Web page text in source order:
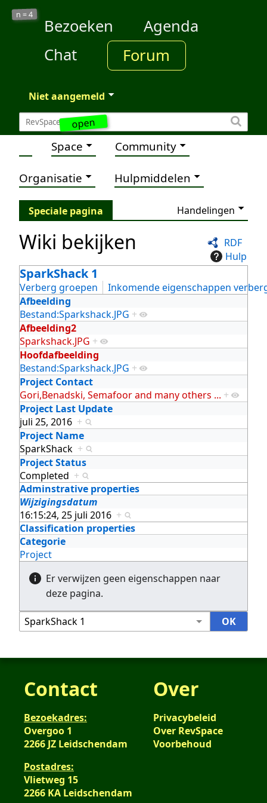
open
n =4
Bezoeken
Agenda
Chat
Forum
Niet aangemeld
Space Community
Organisatie Hulpmiddelen
Speciale pagina Handelingen
RDF
Hulp
Wiki bekijken
SparkShack 1
Verberg groepen
Inkomende eigenschappen
Afbeelding
Bestand:Sparkshack.JPG +
Afbeelding2
Sparkshack.JPG +
Hoofdafbeelding
Bestand:Sparkshack.JPG +
Project Contact
Gori,Benadski, Semafoor and many others ... +
Project Last Update
juli 25, 2016 +
Project Name
SparkShack +
Project Status
Completed +
Adminstrative properties
Wijzigingsdatum
16:15:24, 25 juli 2016 +
Classification properties
Categorie
Project
Er verwijzen geen eigenschappen naar
deze pagina.
Contact
Bezoekadres:
Overgoo 1
2266 JZ Leidschendam
Postadres:
Vlietweg 15
2266 KA Leidschendam
Over
Privacybeleid
Over RevSpace
Voorbehoud